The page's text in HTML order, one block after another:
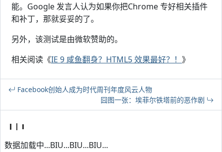
能。Google 发言人认为如果你把Chrome 专好相关插件
和补丁，那就妥妥的了。
另外，该测试是由微软赞助的。
相关阅读《IE 9 咸鱼翻身？HTML5 效果最好？！ 》
Facebook创始人成为时代周刊年度风云人物
囧图一张：埃菲尔铁塔前的恶作剧
数据加载中...BIU...BIU...BIU...